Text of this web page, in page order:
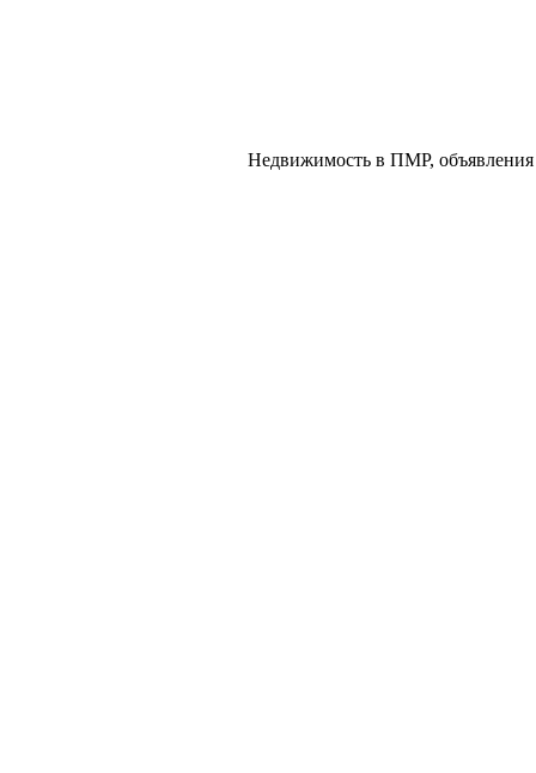
Недвижимость в ПМР, объявления